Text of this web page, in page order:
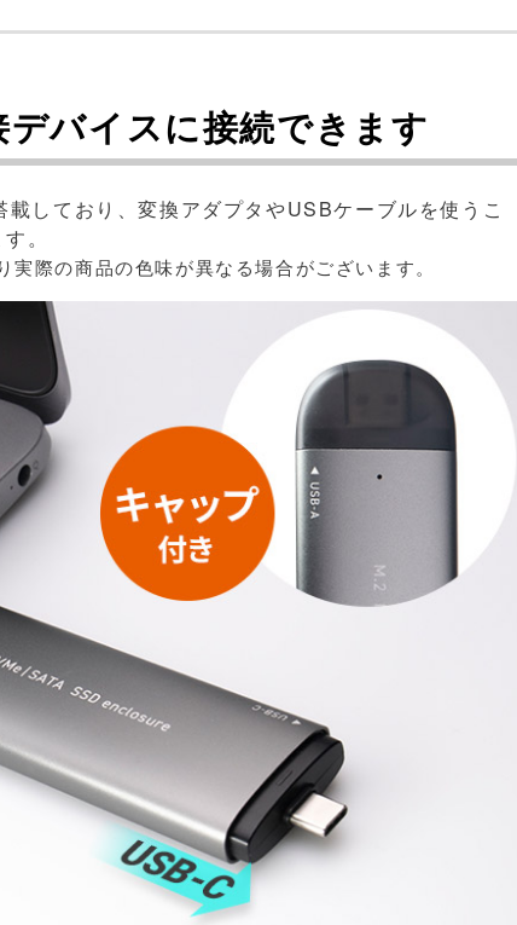
バイスに接続できます
しており、変換アダプタやUSBケーブルを使うこ
。
際の商品の色味が異なる場合がございます。